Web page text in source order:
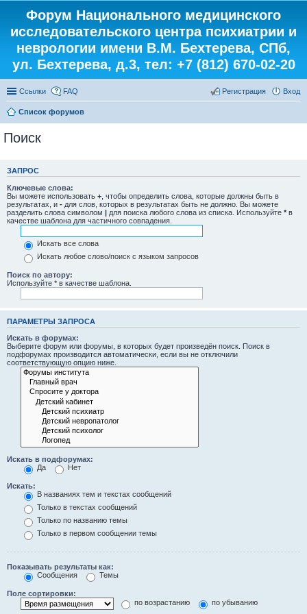
Форум Национального медицинского
исследовательского центра психиатрии и
неврологии имени В.М. Бехтерева, СПб,
ул. Бехтерева, д.3, тел: +7 (812) 670-02-20
Ссылки FAQ Вход
Регистрация
Список форумов
Поиск
ЗАПРОС
Ключевые слова:
Вы можете использовать + , чтобы определить слова, которые должны быть в
результатах, и - для слов, которых в результатах быть не должно. Вы можете
разделить слова символом | для поиска любого слова из списка. Используйте * в
качестве шаблона для частичного совпадения.
Искать все слова
Искать любое слово/поиск с языком запросов
Поиск по автору:
Используйте * в качестве шаблона.
ПАРАМЕТРЫ ЗАПРОСА
Искать в форумах:
Выберите форум или форумы, в которых будет произведён поиск. Поиск в
подфорумах производится автоматически, если вы не отключили
соответствующую опцию ниже.
Искать в подфорумах:
Да
Нет
Искать:
В названиях тем и текстах сообщений
Только в текстах сообщений
Только по названию темы
Только в первом сообщении темы
Показывать результаты как:
Сообщения
Темы
Поле сортировки:
по возрастанию
по убыванию